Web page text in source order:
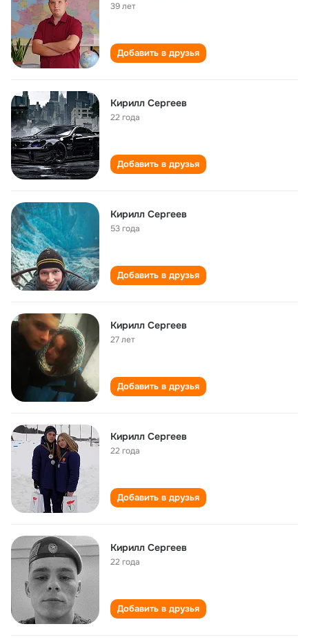
39 лет
Добавить в друзья
Кирилл Сергеев
22 года
Добавить в друзья
Кирилл Сергеев
53 года
Добавить в друзья
Кирилл Сергеев
27 лет
Добавить в друзья
Кирилл Сергеев
22 года
Добавить в друзья
Кирилл Сергеев
22 года
Добавить в друзья